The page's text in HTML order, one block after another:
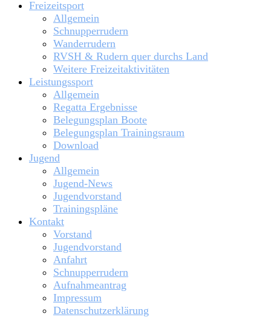
Freizeitsport
Allgemein
Schnupperrudern
Wanderrudern
RVSH & Rudern quer durchs Land
Weitere Freizeitaktivitäten
Leistungssport
Allgemein
Regatta Ergebnisse
Belegungsplan Boote
Belegungsplan Trainingsraum
Download
Jugend
Allgemein
Jugend-News
Jugendvorstand
Trainingspläne
Kontakt
Vorstand
Jugendvorstand
Anfahrt
Schnupperrudern
Aufnahmeantrag
Impressum
Datenschutzerklärung